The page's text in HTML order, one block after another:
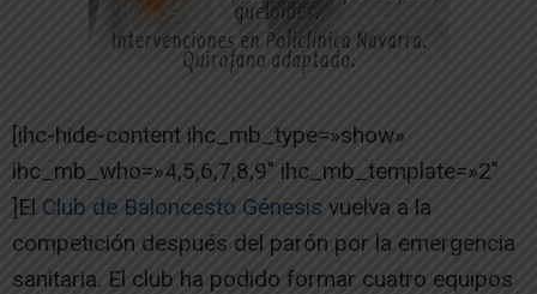
[ihc-hide-content ihc_mb_type=»show»
ihc_mb_who=»4,5,6,7,8,9″ ihc_mb_template=»2″
]El Club de Baloncesto Génesis vuelva a la
competición después del parón por la emergencia
sanitaria. El club ha podido formar cuatro equipos